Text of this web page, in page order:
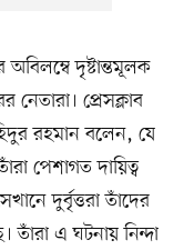
দৃষ্টান্তমূলক
নেতারা। প্রেসক্লাব
রহমান বলেন, যে
পেশাগত দায়িত্ব
দুর্বৃত্তরা তাঁদের
তাঁরা এ ঘটনায় নিন্দা